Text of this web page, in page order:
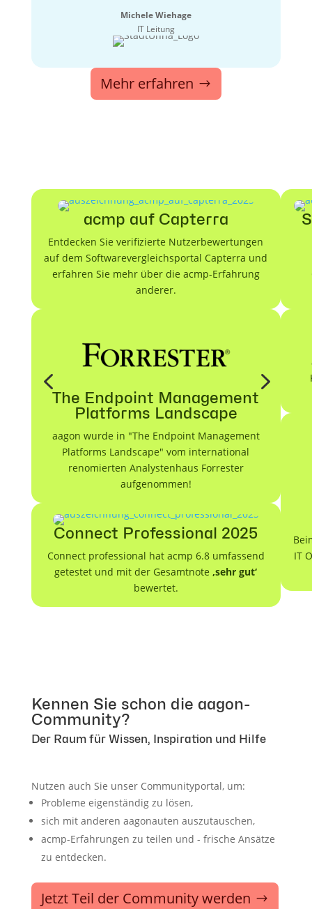
Michele Wiehage
IT Leitung
Mehr erfahren
acmp auf Capterra
Entdecken Sie verifizierte Nutzerbewertungen
auf dem Softwarevergleichsportal Capterra und
erfahren Sie mehr über die acmp-Erfahrung
anderer.
The Endpoint Management
Platforms Landscape
aagon wurde in "The Endpoint Management
Platforms Landscape" vom international
renomierten Analystenhaus Forrester
aufgenommen!
Connect Professional 2025
Connect professional hat acmp 6.8 umfassend
getestet und mit der Gesamtnote‚sehr gut‘
bewertet.
IT
4 5
Kennen Sie schon die aagon-
Community?
Der Raum für Wissen, Inspiration und Hilfe
Nutzen auch Sie unser Communityportal, um:
Probleme eigenständig zu lösen,
sich mit anderen aagonauten auszutauschen,
acmp-Erfahrungen zu teilen und - frische Ansätze
zu entdecken.
Jetzt Teil der Community werden